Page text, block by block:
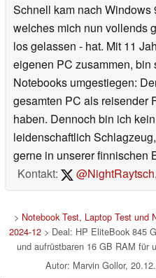
Schnell kam nach Windows
welches mich nun vollends
los gelassen - hat. Mit 11
eigenen PC zusammen,
Notebooks umgestiegen:
gesamten PC als reisender
haben. Dennoch bin ich
leidenschaftlich
gerne in unserer finnischen
Kontakt:
@NightRaytsch,
> Notebook Test, Laptop Test und
2024-12 > Deal: HP EliteBook 845
und aufrüstbaren 16 GB RAM für
Autor: Marvin Gollor,